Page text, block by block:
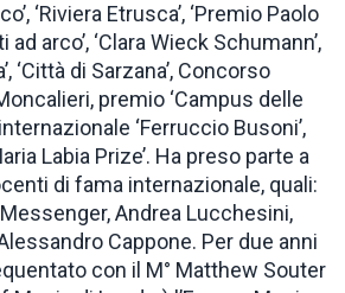
‘Riviera Etrusca’, ‘Premio Paolo
arco’, ‘Clara Wieck Schumann’,
‘Città di Sarzana’, Concorso
premio ‘Campus delle
‘Ferruccio Busoni’,
Labia Prize’. Ha preso parte a
di fama internazionale, quali:
Andrea Lucchesini,
Cappone. Per due anni
con il M° Matthew Souter